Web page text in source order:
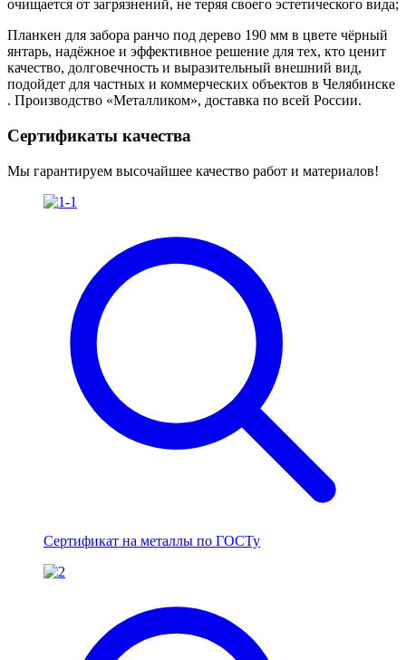
очищается от загрязнений, не теряя своего эстетического вида;
Планкен для забора ранчо под дерево 190 мм в цвете чёрный
янтарь, надёжное и эффективное решение для тех, кто ценит
качество, долговечность и выразительный внешний вид,
подойдет для частных и коммерческих объектов в Челябинске
. Производство «Металликом», доставка по всей России.
Сертификаты качества
Мы гарантируем высочайшее качество работ и материалов!
Сертификат на металлы по ГОСТу